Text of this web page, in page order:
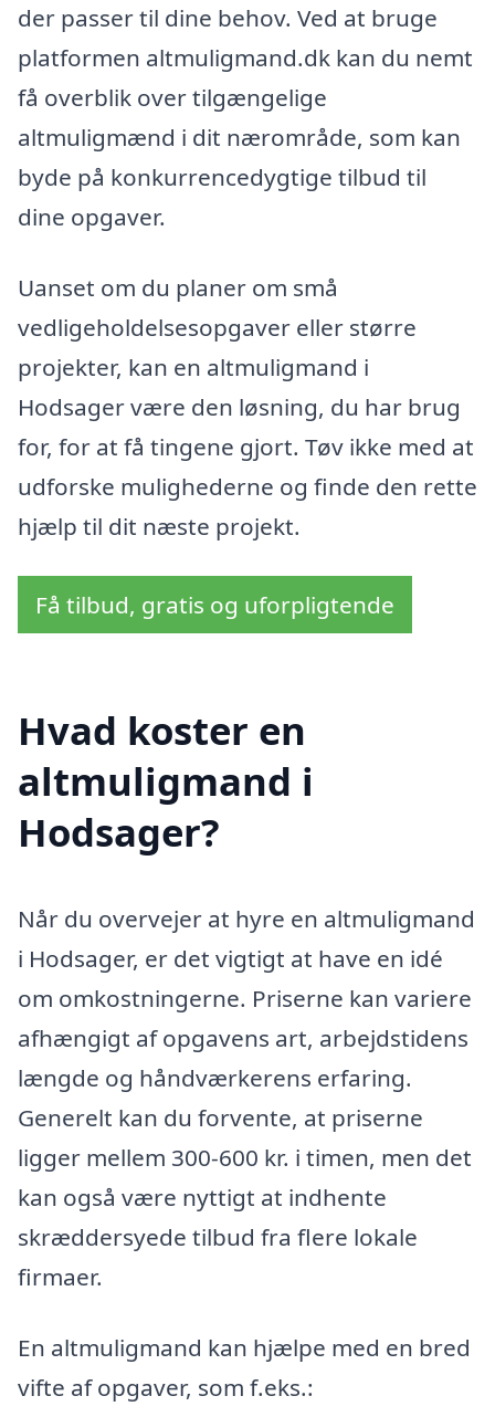
der passer til dine behov. Ved at bruge
platformen altmuligmand.dk kan du nemt
få overblik over tilgængelige
altmuligmænd i dit nærområde, som kan
byde på konkurrencedygtige tilbud til
dine opgaver.
Uanset om du planer om små
vedligeholdelsesopgaver eller større
projekter, kan en altmuligmand i
Hodsager være den løsning, du har brug
for, for at få tingene gjort. Tøv ikke med at
udforske mulighederne og finde den rette
hjælp til dit næste projekt.
Få tilbud, gratis og uforpligtende
Hvad koster en
altmuligmand i
Hodsager?
Når du overvejer at hyre en altmuligmand
i Hodsager, er det vigtigt at have en idé
om omkostningerne. Priserne kan variere
afhængigt af opgavens art, arbejdstidens
længde og håndværkerens erfaring.
Generelt kan du forvente, at priserne
ligger mellem 300-600 kr. i timen, men det
kan også være nyttigt at indhente
skræddersyede tilbud fra flere lokale
firmaer.
En altmuligmand kan hjælpe med en bred
vifte af opgaver, som f.eks.: